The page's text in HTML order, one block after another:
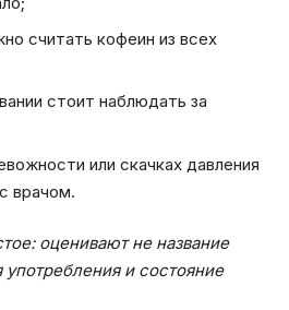
считать кофеин из всех
стоит наблюдать за
или скачках давления
врачом.
оценивают не название
употребления и состояние